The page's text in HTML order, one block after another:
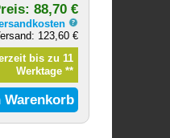
88,70 €
123,60 €
bis zu 11
Werktage **